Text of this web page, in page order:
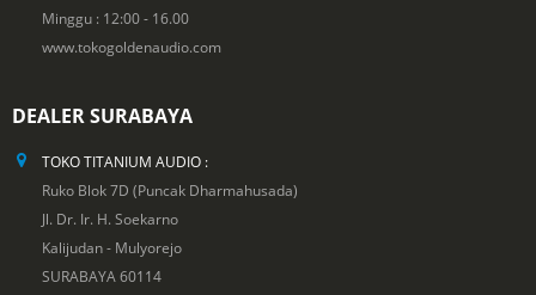
Minggu : 12:00 - 16.00
www.tokogoldenaudio.com
DEALER SURABAYA
TOKO TITANIUM AUDIO :
Ruko Blok 7D (Puncak Dharmahusada)
Jl. Dr. Ir. H. Soekarno
Kalijudan - Mulyorejo
SURABAYA 60114